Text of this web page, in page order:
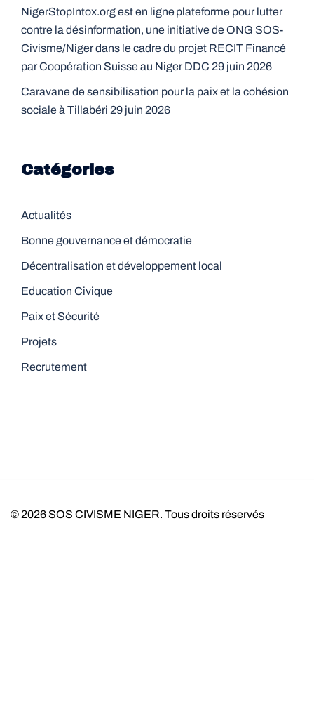
NigerStopIntox.org est en ligne plateforme pour lutter
contre la désinformation, une initiative de ONG SOS-
Civisme/Niger dans le cadre du projet RECIT Financé
par Coopération Suisse au Niger DDC 29 juin 2026
Caravane de sensibilisation pour la paix et la cohésion
sociale à Tillabéri 29 juin 2026
Catégories
Actualités
Bonne gouvernance et démocratie
Décentralisation et développement local
Education Civique
Paix et Sécurité
Projets
Recrutement
© 2026 SOS CIVISME NIGER. Tous droits réservés